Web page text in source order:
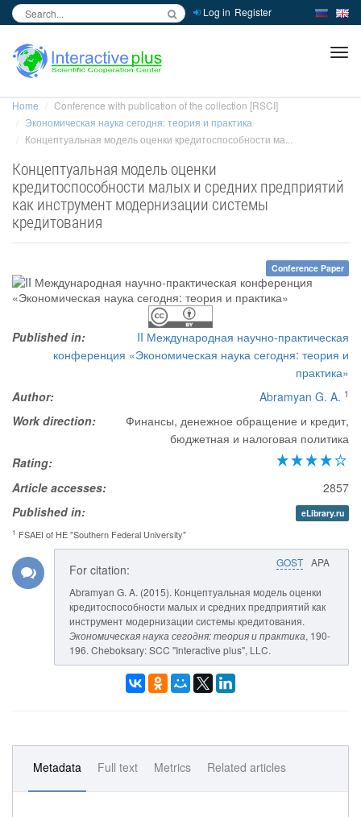
Log in Register
Home
Conference with publication of the collection [RSCI]
Экономическая наука сегодня: теория и практика
Концептуальная модель оценки кредитоспособности ма...
Концептуальная модель оценки
кредитоспособности малых и средних предприятий
как инструмент модернизации системы
кредитования
Conference Paper
Published in:
II Международная научно-практическая
конференция «Экономическая наука сегодня: теория и
практика»
Author:
Abramyan G. A. 1
Work direction:
Финансы, денежное обращение и кредит,
бюджетная и налоговая политика
Rating:
Article accesses:
2857
Published in:
eLibrary.ru
1 FSAEI of HE "Southern Federal University"
GOST APA
For citation:
Abramyan G. A. (2015). Концептуальная модель оценки
кредитоспособности малых и средних предприятий как
инструмент модернизации системы кредитования.
Экономическая наука сегодня: теория и практика, 190-
196. Cheboksary: SCC "Interactive plus", LLC.
Metadata Full text Metrics Related articles